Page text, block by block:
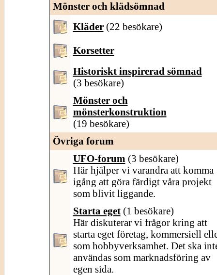
Mönster och klädsömnad
Kläder (22 besökare)
Korsetter
Historiskt inspirerad sömnad
(3 besökare)
Mönster och
mönsterkonstruktion
(19 besökare)
Övriga forum
UFO-forum (3 besökare)
Här hjälper vi varandra att komma
igång att göra färdigt våra projekt
som blivit liggande.
Starta eget (1 besökare)
Här diskuterar vi frågor kring att
starta eget företag, kommersiell
som hobbyverksamhet. Det ska
användas som marknadsföring av
egen sida.